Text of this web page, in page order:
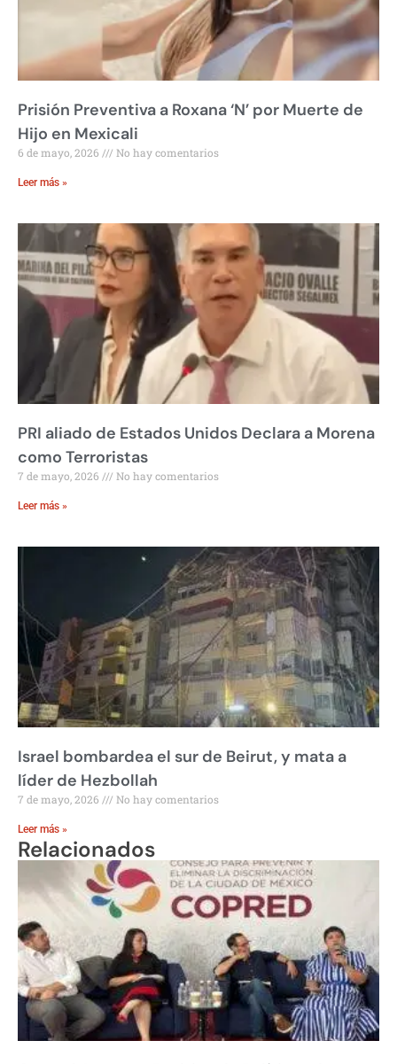
Prisión Preventiva a Roxana ‘N’ por Muerte de
Hijo en Mexicali
6 de mayo, 2026 No hay comentarios
Leer más »
PRI aliado de Estados Unidos Declara a Morena
como Terroristas
7 de mayo, 2026 No hay comentarios
Leer más »
Israel bombardea el sur de Beirut, y mata a
líder de Hezbollah
7 de mayo, 2026 No hay comentarios
Leer más »
Relacionados